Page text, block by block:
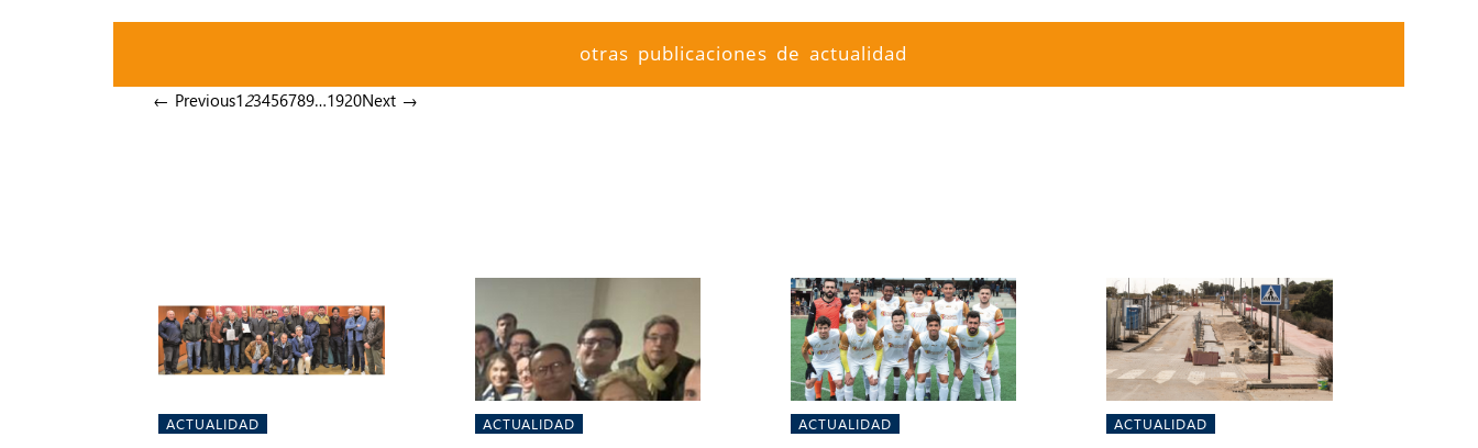
otras publicaciones de actualidad
← Previous123456789…1920Next →
ACTUALIDAD ACTUALIDAD ACTUALIDAD ACTUALIDAD